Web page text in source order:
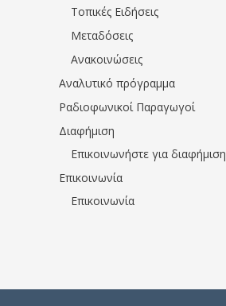
Τοπικές Ειδήσεις
Μεταδόσεις
Ανακοινώσεις
Αναλυτικό πρόγραμμα
Ραδιοφωνικοί Παραγωγοί
Διαφήμιση
Επικοινωνήστε για διαφήμιση
Επικοινωνία
Επικοινωνία